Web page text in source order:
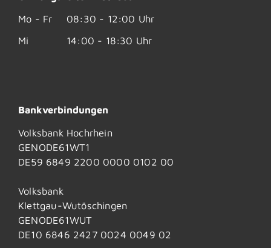
Mo - Fr
08:30 - 12:00 Uhr
Mi
14:00 - 18:30 Uhr
Bankverbindungen
Volksbank Hochrhein
GENODE61WT1
DE59 6849 2200 0000 0102 00
Volksbank
Klettgau-Wutöschingen
GENODE61WUT
DE10 6846 2427 0024 0049 02